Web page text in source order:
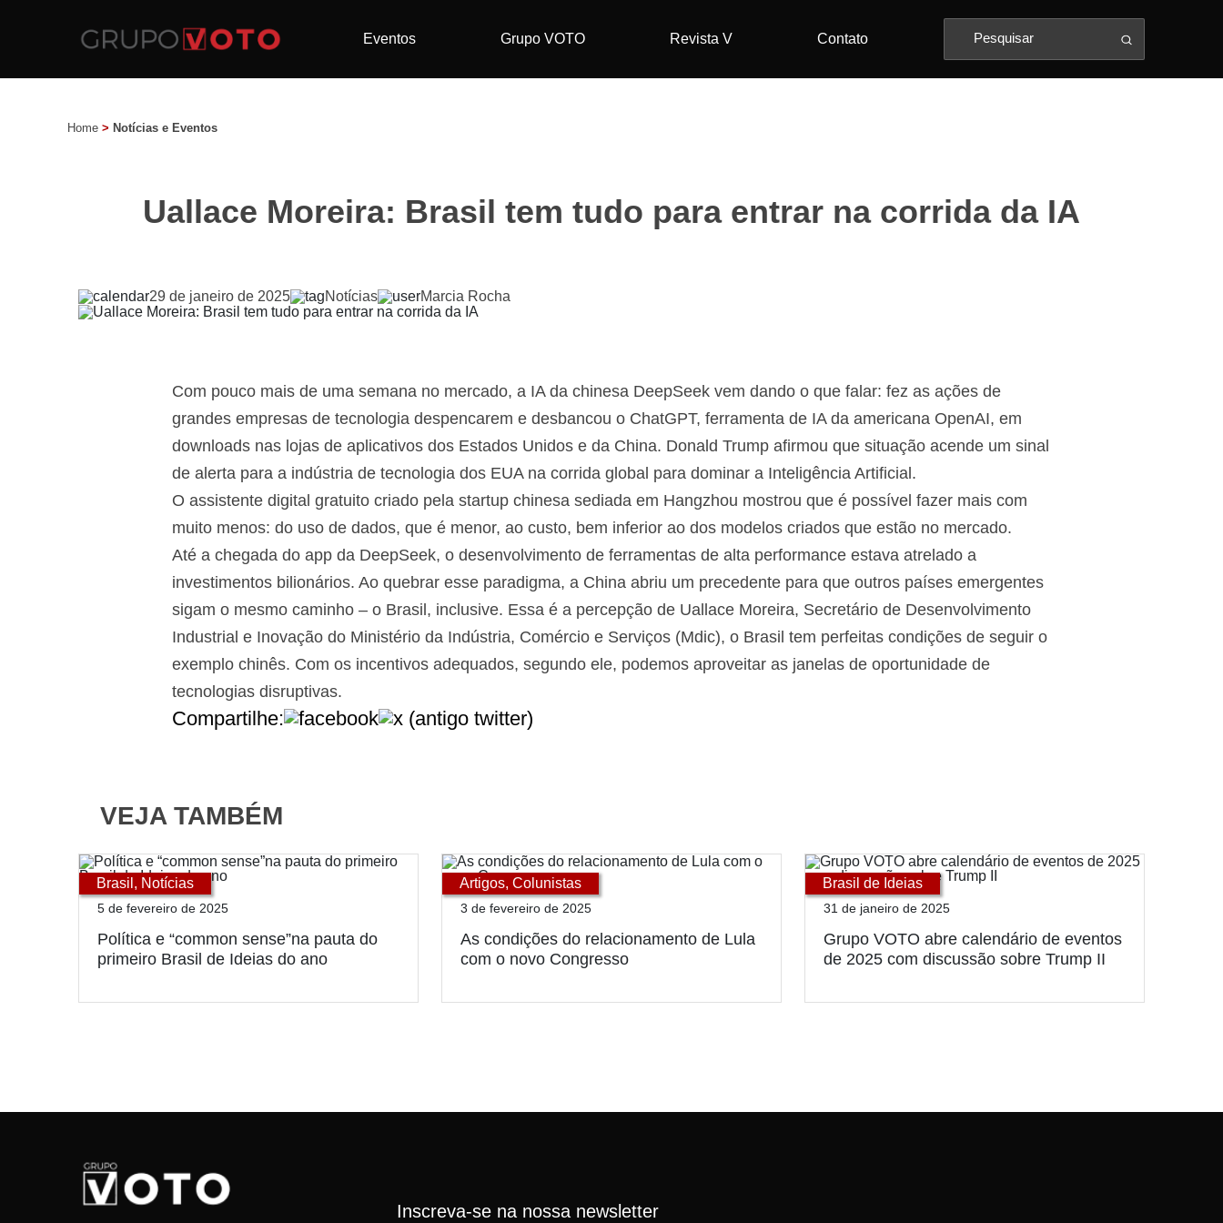
Eventos Grupo VOTO Revista V Contato
Home > Notícias e Eventos
Uallace Moreira: Brasil tem tudo para entrar na corrida da IA
29 de janeiro de 2025 Notícias Marcia Rocha
Com pouco mais de uma semana no mercado, a IA da chinesa DeepSeek vem dando o que falar: fez as ações de
grandes empresas de tecnologia despencarem e desbancou o ChatGPT, ferramenta de IA da americana OpenAI, em
downloads nas lojas de aplicativos dos Estados Unidos e da China. Donald Trump afirmou que situação acende um sinal
de alerta para a indústria de tecnologia dos EUA na corrida global para dominar a Inteligência Artificial.
O assistente digital gratuito criado pela startup chinesa sediada em Hangzhou mostrou que é possível fazer mais com
muito menos: do uso de dados, que é menor, ao custo, bem inferior ao dos modelos criados que estão no mercado.
Até a chegada do app da DeepSeek, o desenvolvimento de ferramentas de alta performance estava atrelado a
investimentos bilionários. Ao quebrar esse paradigma, a China abriu um precedente para que outros países emergentes
sigam o mesmo caminho – o Brasil, inclusive. Essa é a percepção de Uallace Moreira, Secretário de Desenvolvimento
Industrial e Inovação do Ministério da Indústria, Comércio e Serviços (Mdic), o Brasil tem perfeitas condições de seguir o
exemplo chinês. Com os incentivos adequados, segundo ele, podemos aproveitar as janelas de oportunidade de
tecnologias disruptivas.
Compartilhe:
VEJA TAMBÉM
Brasil , Notícias
5 de fevereiro de 2025
Política e “common sense”na pauta do
primeiro Brasil de Ideias do ano
Artigos, Colunistas
3 de fevereiro de 2025
As condições do relacionamento de Lula
com o novo Congresso
Brasil de Ideias
31 de janeiro de 2025
Grupo VOTO abre calendário de eventos
de 2025 com discussão sobre Trump II
Inscreva-se na nossa newsletter